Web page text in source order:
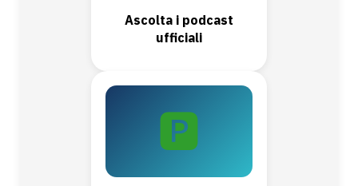
Ascolta i podcast
ufficiali
🅿️